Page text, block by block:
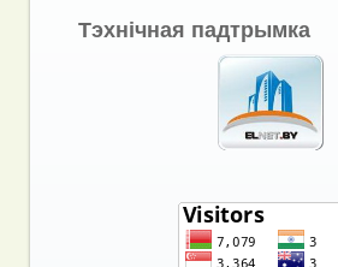
Тэхнічная падтрымка